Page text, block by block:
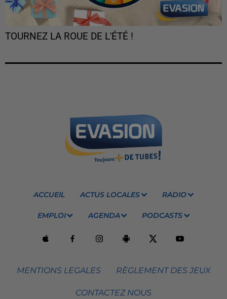
TOURNEZ LA ROUE DE L'ÉTÉ !
ACCUEIL ACTUS LOCALES RADIO
EMPLOI AGENDA PODCASTS
MENTIONS LEGALES RÈGLEMENT DES JEUX
CONTACTEZ NOUS